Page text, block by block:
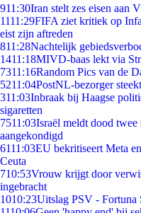
911:30Iran stelt zes eisen aan
1111:29FIFA ziet kritiek op
eist zijn aftreden
811:28Nachtelijk
1411:18MIVD-baas lekt via
7311:16Random Pics van de
5211:04PostNL-bezorger
311:03Inbraak bij Haagse
sigaretten
7511:03Israël meldt dood
aangekondigd
6111:03EU bekritiseert Meta
Ceuta
710:53Vrouw krijgt door
ingebracht
1010:23Uitslag PSV - Fortuna